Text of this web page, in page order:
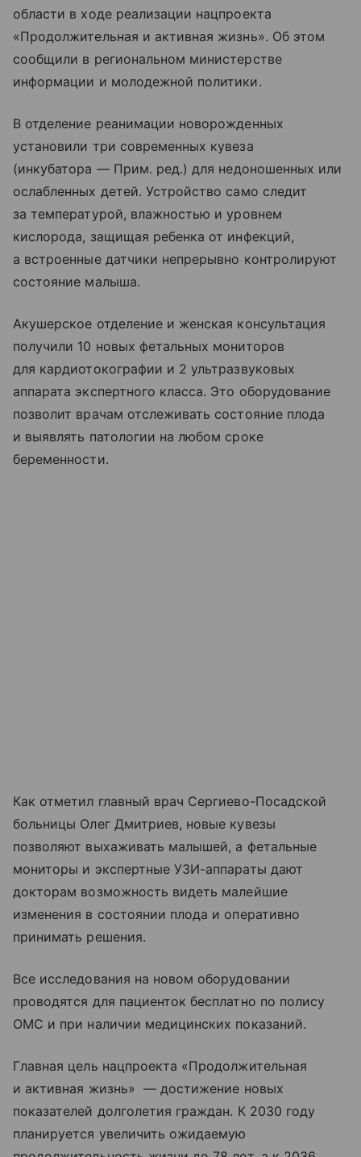
области в ходе реализации нацпроекта
«Продолжительная и активная жизнь». Об этом
сообщили в региональном министерстве
информации и молодежной политики.
В отделение реанимации новорожденных
установили три современных кувеза
(инкубатора — Прим. ред.) для недоношенных или
ослабленных детей. Устройство само следит
за температурой, влажностью и уровнем
кислорода, защищая ребенка от инфекций,
а встроенные датчики непрерывно контролируют
состояние малыша.
Акушерское отделение и женская консультация
получили 10 новых фетальных мониторов
для кардиотокографии и 2 ультразвуковых
аппарата экспертного класса. Это оборудование
позволит врачам отслеживать состояние плода
и выявлять патологии на любом сроке
беременности.
Как отметил главный врач Сергиево-Посадской
больницы Олег Дмитриев, новые кувезы
позволяют выхаживать малышей, а фетальные
мониторы и экспертные УЗИ-аппараты дают
докторам возможность видеть малейшие
изменения в состоянии плода и оперативно
принимать решения.
Все исследования на новом оборудовании
проводятся для пациенток бесплатно по полису
ОМС и при наличии медицинских показаний.
Главная цель нацпроекта «Продолжительная
и активная жизнь» — достижение новых
показателей долголетия граждан. К 2030 году
планируется увеличить ожидаемую